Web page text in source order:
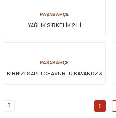
PAŞABAHÇE
YAĞLIK SİRKELİK 2 Lİ
PAŞABAHÇE
KIRMIZI SAPLI GRAVÜRLÜ KAVANOZ 3
1